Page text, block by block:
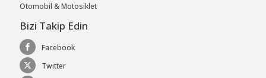
Otomobil & Motosiklet
Bizi Takip Edin
Facebook
Twitter